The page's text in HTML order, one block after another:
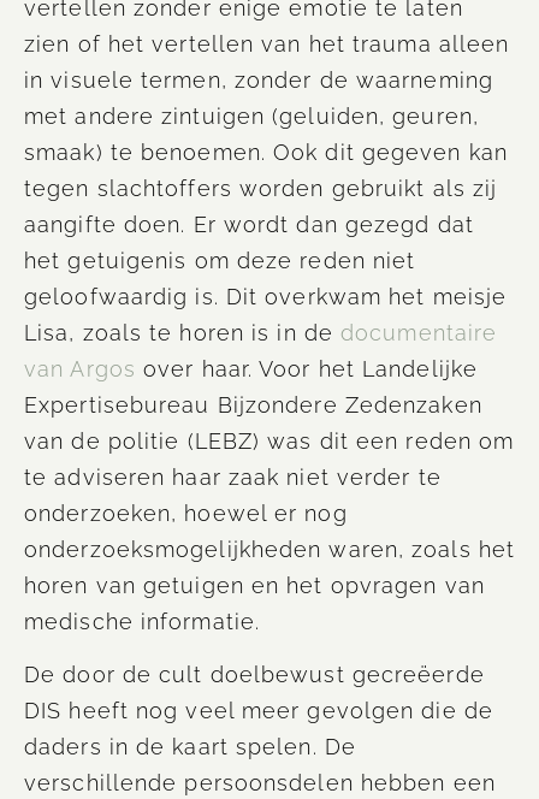
vertellen zonder enige emotie te laten
zien of het vertellen van het trauma alleen
in visuele termen, zonder de waarneming
met andere zintuigen (geluiden, geuren,
smaak) te benoemen. Ook dit gegeven kan
tegen slachtoffers worden gebruikt als zij
aangifte doen. Er wordt dan gezegd dat
het getuigenis om deze reden niet
geloofwaardig is. Dit overkwam het meisje
Lisa, zoals te horen is in de documentaire
van Argos over haar. Voor het Landelijke
Expertisebureau Bijzondere Zedenzaken
van de politie (LEBZ) was dit een reden om
te adviseren haar zaak niet verder te
onderzoeken, hoewel er nog
onderzoeksmogelijkheden waren, zoals het
horen van getuigen en het opvragen van
medische informatie.
De door de cult doelbewust gecreëerde
DIS heeft nog veel meer gevolgen die de
daders in de kaart spelen. De
verschillende persoonsdelen hebben een